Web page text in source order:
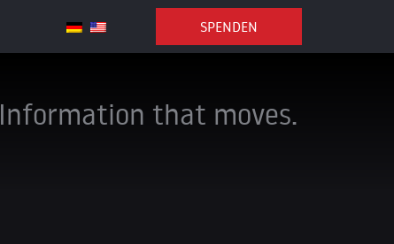
SPENDEN
Information that moves.